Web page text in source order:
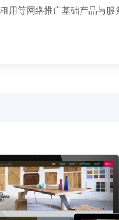
用等网络推广基础产品与服